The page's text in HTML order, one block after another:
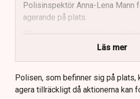
Polisinspektör Anna-Lena Mann
agerande på plats.
40 personer misstänks med
brottsmisstankar kopplade.
Polisen använder drönare och
för att dokumentera bevis.
Samtidigt är polisarbetet
Läs mer
Polisen, som befinner sig på
agera tillräckligt då aktionerna kan